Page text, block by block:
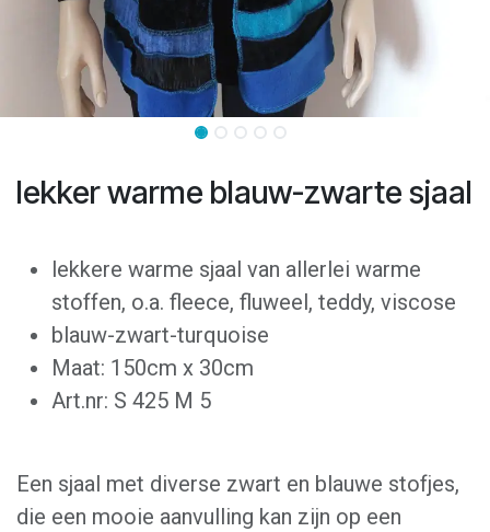
lekker warme blauw-zwarte sjaal
lekkere warme sjaal van allerlei warme
stoffen, o.a. fleece, fluweel, teddy, viscose
blauw-zwart-turquoise
Maat: 150cm x 30cm
Art.nr: S 425 M 5
Een sjaal met diverse zwart en blauwe stofjes,
die een mooie aanvulling kan zijn op een